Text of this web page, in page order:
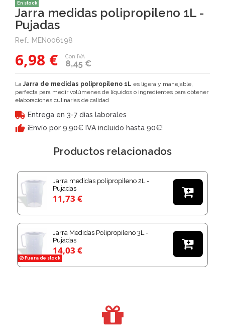
En stock
Jarra medidas polipropileno 1L -
Pujadas
Ref.: MEN006198
6,98 € 8,45 €
Con IVA
LaJarra de medidas polipropileno 1L es ligera y manejable,
perfecta para medir volúmenes de líquidos o ingredientes para obtener
elaboraciones culinarias de calidad
Entrega en 3-7 días laborales
¡Envío por 9,90€ IVA incluido hasta 90€!
Productos relacionados
Jarra medidas polipropileno 2L -
Pujadas
11,73 € 
Fuera de stock
Jarra Medidas Polipropileno 3L -
Pujadas
14,03 € 